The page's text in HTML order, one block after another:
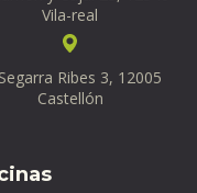
Vila-real
Ribes 3, 12005
Castellón